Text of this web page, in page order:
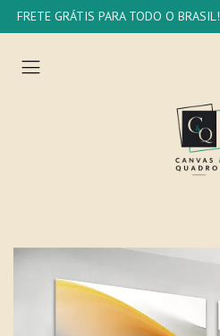
FRETE GRÁTIS PARA TODO O BRASIL!